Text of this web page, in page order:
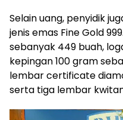
Selain uang, penyidik
jenis emas Fine Gold
sebanyak 449 buah,
kepingan 100 gram
lembar certificate
serta tiga lembar